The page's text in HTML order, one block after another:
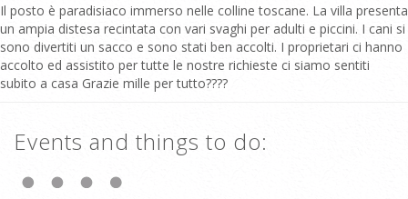
Il posto è paradisiaco immerso nelle colline toscane. La villa presenta
un ampia distesa recintata con vari svaghi per adulti e piccini. I cani si
sono divertiti un sacco e sono stati ben accolti. I proprietari ci hanno
accolto ed assistito per tutte le nostre richieste ci siamo sentiti
subito a casa Grazie mille per tutto????
Events and things to do: